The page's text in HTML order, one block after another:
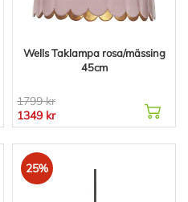
Wells Taklampa rosa/mässing
45cm
1799 kr
1349 kr
25%